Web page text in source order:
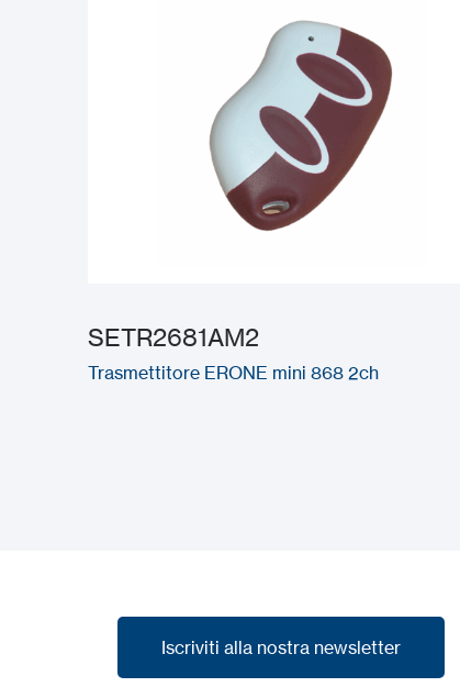
SETR2681AM2
Trasmettitore ERONE mini 868 2ch
Iscriviti alla nostra newsletter